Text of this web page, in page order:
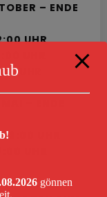
– ENDE
UHR
UHR
UHR
UHR
FÜR gönnen